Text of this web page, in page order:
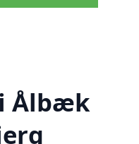
Ålbæk